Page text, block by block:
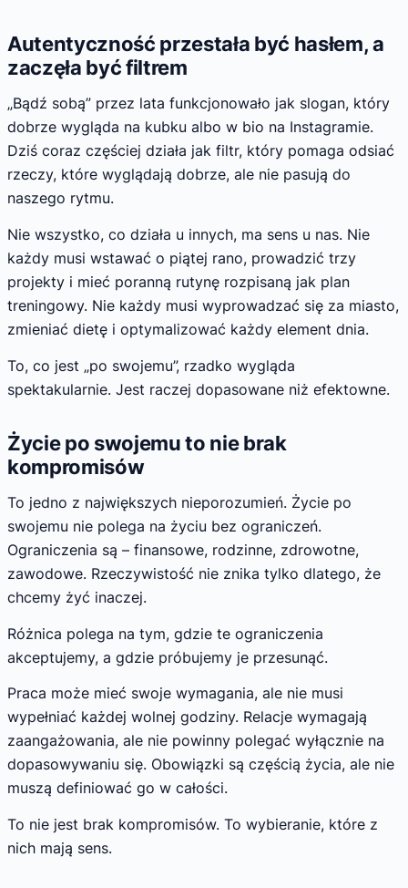
Autentyczność przestała być hasłem, a
zaczęła być filtrem
„Bądź sobą” przez lata funkcjonowało jak slogan, który
dobrze wygląda na kubku albo w bio na Instagramie.
Dziś coraz częściej działa jak filtr, który pomaga odsiać
rzeczy, które wyglądają dobrze, ale nie pasują do
naszego rytmu.
Nie wszystko, co działa u innych, ma sens u nas. Nie
każdy musi wstawać o piątej rano, prowadzić trzy
projekty i mieć poranną rutynę rozpisaną jak plan
treningowy. Nie każdy musi wyprowadzać się za miasto,
zmieniać dietę i optymalizować każdy element dnia.
To, co jest „po swojemu”, rzadko wygląda
spektakularnie. Jest raczej dopasowane niż efektowne.
Życie po swojemu to nie brak
kompromisów
To jedno z największych nieporozumień. Życie po
swojemu nie polega na życiu bez ograniczeń.
Ograniczenia są – finansowe, rodzinne, zdrowotne,
zawodowe. Rzeczywistość nie znika tylko dlatego, że
chcemy żyć inaczej.
Różnica polega na tym, gdzie te ograniczenia
akceptujemy, a gdzie próbujemy je przesunąć.
Praca może mieć swoje wymagania, ale nie musi
wypełniać każdej wolnej godziny. Relacje wymagają
zaangażowania, ale nie powinny polegać wyłącznie na
dopasowywaniu się. Obowiązki są częścią życia, ale nie
muszą definiować go w całości.
To nie jest brak kompromisów. To wybieranie, które z
nich mają sens.